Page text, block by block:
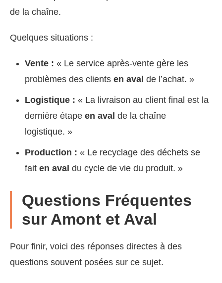
de la chaîne.
Quelques situations :
Vente : « Le service après-vente gère les
problèmes des clients en aval de l’achat. »
Logistique : « La livraison au client final est la
dernière étape en aval de la chaîne
logistique. »
Production : « Le recyclage des déchets se
fait en aval du cycle de vie du produit. »
Questions Fréquentes
sur Amont et Aval
Pour finir, voici des réponses directes à des
questions souvent posées sur ce sujet.